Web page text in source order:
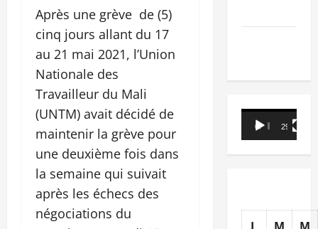
Après une grève de (5)
cinq jours allant du 17
au 21 mai 2021, l’Union
Nationale des
Travailleur du Mali
(UNTM) avait décidé de
maintenir la grève pour
une deuxième fois dans
la semaine qui suivait
après les échecs des
négociations du
Lecteur
vidéo
00:00 29:21